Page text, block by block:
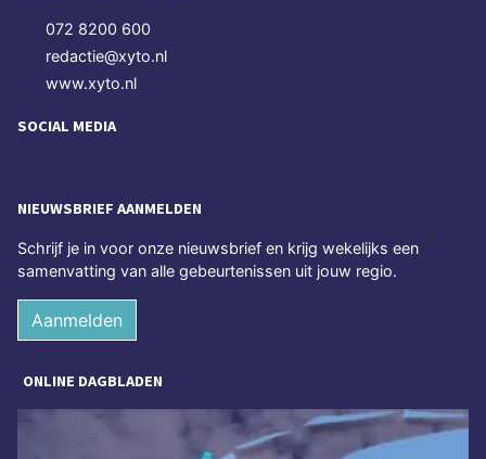
072 8200 600
redactie@xyto.nl
www.xyto.nl
SOCIAL MEDIA
NIEUWSBRIEF AANMELDEN
Schrijf je in voor onze nieuwsbrief en krijg wekelijks een
samenvatting van alle gebeurtenissen uit jouw regio.
Aanmelden
ONLINE DAGBLADEN